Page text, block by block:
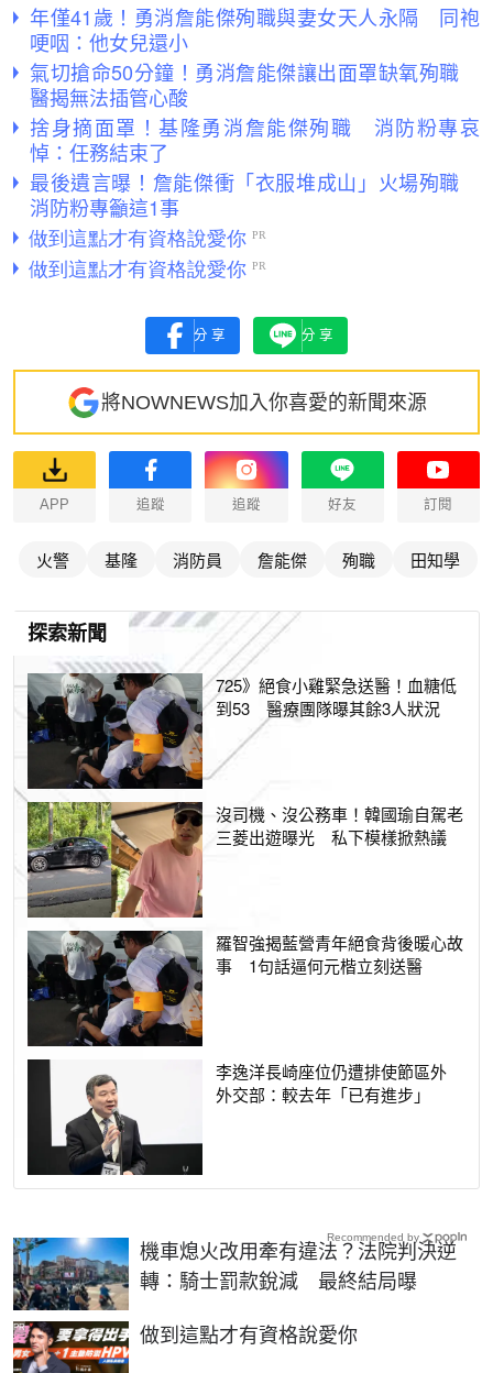
年僅41歲！勇消詹能傑殉職與妻女天人永隔 同袍
哽咽：他女兒還小
氣切搶命50分鐘！勇消詹能傑讓出面罩缺氧殉職
醫揭無法插管心酸
捨身摘面罩！基隆勇消詹能傑殉職 消防粉專哀
悼：任務結束了
最後遺言曝！詹能傑衝「衣服堆成山」火場殉職
消防粉專籲這1事
分享 分享
將NOWNEWS加入你喜愛的新聞來源
APP 追蹤 追蹤 好友 訂閱
火警 基隆 消防員 詹能傑 殉職 田知學
探索新聞
725》絕食小雞緊急送醫！血糖低
到53 醫療團隊曝其餘3人狀況
沒司機、沒公務車！韓國瑜自駕老
三菱出遊曝光 私下模樣掀熱議
羅智強揭藍營青年絕食背後暖心故
事 1句話逼何元楷立刻送醫
李逸洋長崎座位仍遭排使節區外
外交部：較去年「已有進步」
機車熄火改用牽有違法？法院判決逆
轉：騎士罰款銳減 最終結局曝
做到這點才有資格說愛你
PR
Recommended by